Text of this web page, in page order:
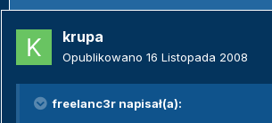
krupa
Opublikowano 16 Listopada 2008
freelanc3r napisał(a):